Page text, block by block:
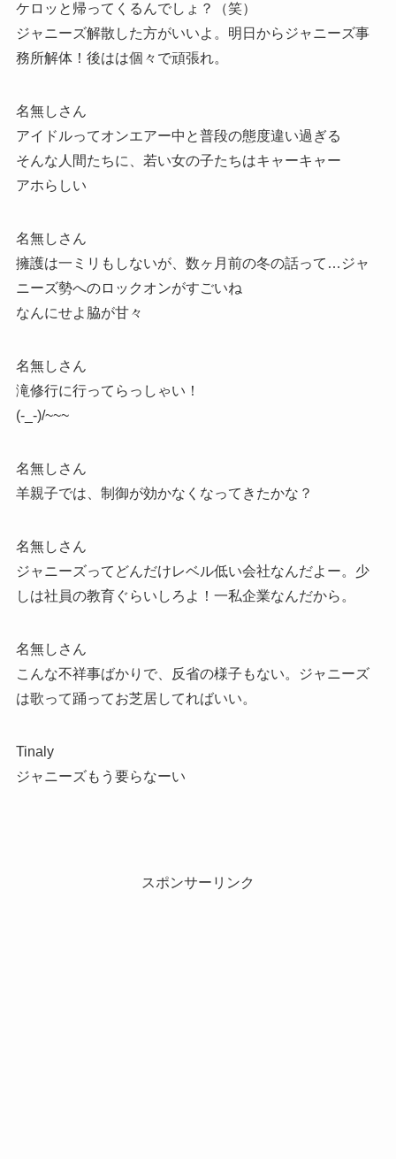
ケロッと帰ってくるんでしょ？（笑）
ジャニーズ解散した方がいいよ。明日からジャニーズ事
務所解体！後はは個々で頑張れ。
名無しさん
アイドルってオンエアー中と普段の態度違い過ぎる
そんな人間たちに、若い女の子たちはキャーキャー
アホらしい
名無しさん
擁護は一ミリもしないが、数ヶ月前の冬の話って…ジャ
ニーズ勢へのロックオンがすごいね
なんにせよ脇が甘々
名無しさん
滝修行に行ってらっしゃい！
(-_-)/~~~
名無しさん
羊親子では、制御が効かなくなってきたかな？
名無しさん
ジャニーズってどんだけレベル低い会社なんだよー。少
しは社員の教育ぐらいしろよ！一私企業なんだから。
名無しさん
こんな不祥事ばかりで、反省の様子もない。ジャニーズ
は歌って踊ってお芝居してればいい。
Tinaly
ジャニーズもう要らなーい
スポンサーリンク